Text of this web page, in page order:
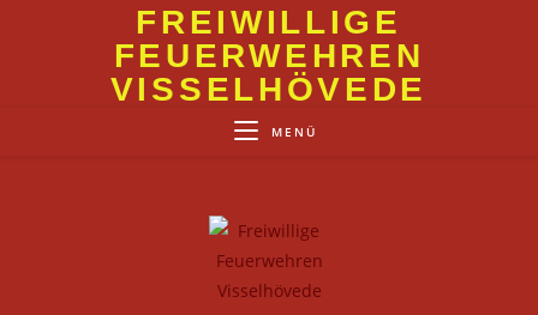
FREIWILLIGE
FEUERWEHREN
VISSELHÖVEDE
MENÜ